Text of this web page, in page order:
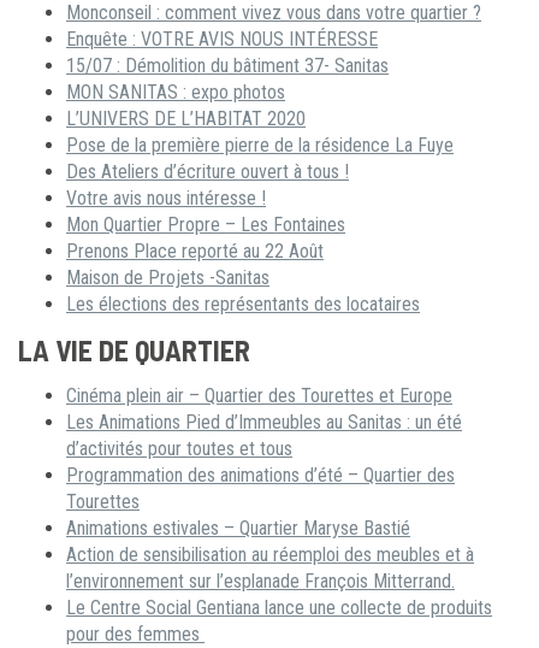
Monconseil : comment vivez vous dans votre quartier ?
Enquête : VOTRE AVIS NOUS INTÉRESSE
15/07 : Démolition du bâtiment 37- Sanitas
MON SANITAS : expo photos
L’UNIVERS DE L’HABITAT 2020
Pose de la première pierre de la résidence La Fuye
Des Ateliers d’écriture ouvert à tous !
Votre avis nous intéresse !
Mon Quartier Propre – Les Fontaines
Prenons Place reporté au 22 Août
Maison de Projets -Sanitas
Les élections des représentants des locataires
LA VIE DE QUARTIER
Cinéma plein air – Quartier des Tourettes et Europe
Les Animations Pied d’Immeubles au Sanitas : un été
d’activités pour toutes et tous
Programmation des animations d’été – Quartier des
Tourettes
Animations estivales – Quartier Maryse Bastié
Action de sensibilisation au réemploi des meubles et à
l’environnement sur l’esplanade François Mitterrand.
Le Centre Social Gentiana lance une collecte de produits
pour des femmes